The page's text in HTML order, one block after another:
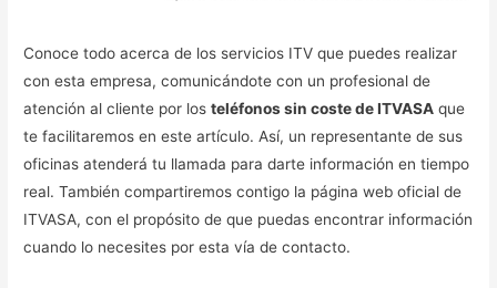
Conoce todo acerca de los servicios ITV que puedes realizar
con esta empresa, comunicándote con un profesional de
atención al cliente por losteléfonos sin coste de ITVASA que
te facilitaremos en este artículo. Así, un representante de sus
oficinas atenderá tu llamada para darte información en tiempo
real. También compartiremos contigo la página web oficial de
ITVASA, con el propósito de que puedas encontrar información
cuando lo necesites por esta vía de contacto.